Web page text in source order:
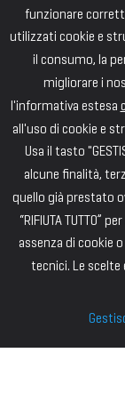
funzionare
utilizzati cookie e
il consumo, la
migliorare i
l'informativa estesa
all'uso di cookie e
Usa il tasto
alcune finalità,
quello già prestato
“RIFIUTA TUTTO”
assenza di cookie
tecnici. Le